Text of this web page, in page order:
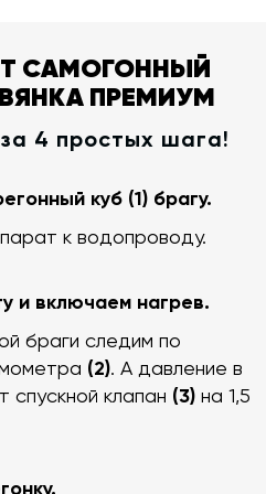
САМОГОННЫЙ
ПРЕМИУМ
4 простых шага!
куб (1) брагу.
к водопроводу.
и включаем нагрев.
браги следим по
(2). А давление в
спускной клапан (3) на 1,5